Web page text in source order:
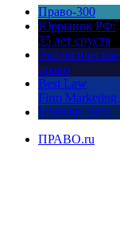
Право-300
Юррынок РФ:
35 лет спустя
Экологическое
право
Best Law
Firm Marketing
ПМЮФ 2026
ПРАВО.ru